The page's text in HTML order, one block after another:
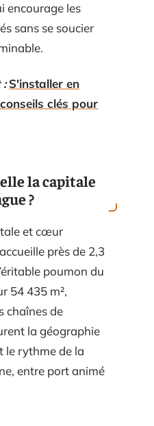
encourage les
sans se soucier
: S'installer en
clés pour
la capitale
?
et cœur
près de 2,3
poumon du
54 435 m²,
chaînes de
la géographie
le rythme de la
entre port animé